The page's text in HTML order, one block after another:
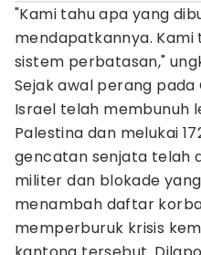
"Kami tahu apa yang
mendapatkannya.
sistem perbatasan,"
Sejak awal perang
Israel telah membunuh
Palestina dan melukai
gencatan senjata telah
militer dan blokade
menambah daftar
memperburuk krisis